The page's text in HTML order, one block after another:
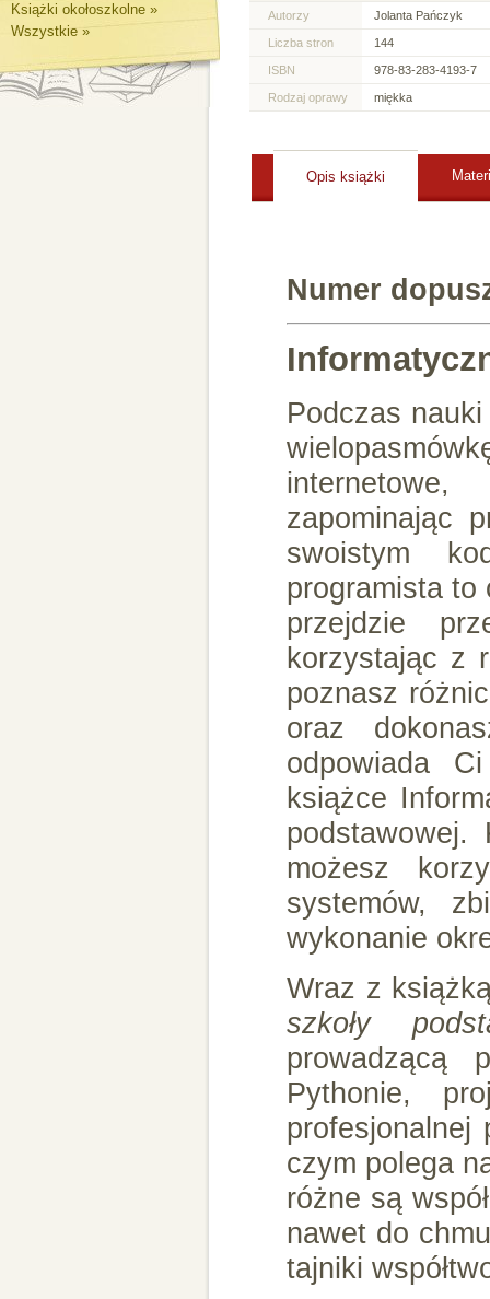
Książki okołoszkolne »
Wszystkie »
Autorzy Jolanta Pańczyk
Liczba stron 144
ISBN 978-83-283-4193-7
Rodzaj oprawy miękka
Opis książki
Numer
Podczas
zapominając
swoistym
programista to
przejdzie
korzystając z
poznasz
oraz
odpowiada
książce
możesz
systemów,
wykonanie
Wraz z
szkoły
prowadzącą
Pythonie,
profesjonalnej
czym polega
różne są
nawet do
tajniki